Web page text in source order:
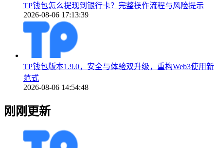
TP钱包怎么提现到银行卡？完整操作流程与风险提示
2026-08-06 17:13:39
TP钱包版本1.9.0，安全与体验双升级，重构Web3使用新
范式
2026-08-06 14:54:48
刚刚更新